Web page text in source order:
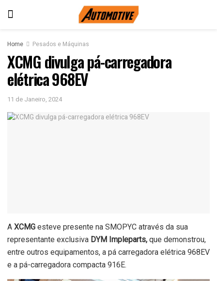
Home Pesados e Máquinas
XCMG divulga pá-carregadora
elétrica 968EV
11 de Janeiro, 2024
A XCMG esteve presente na SMOPYC através da sua
representante exclusiva DYM Impleparts, que demonstrou,
entre outros equipamentos, a pá carregadora elétrica 968EV
e a pá-carregadora compacta 916E.